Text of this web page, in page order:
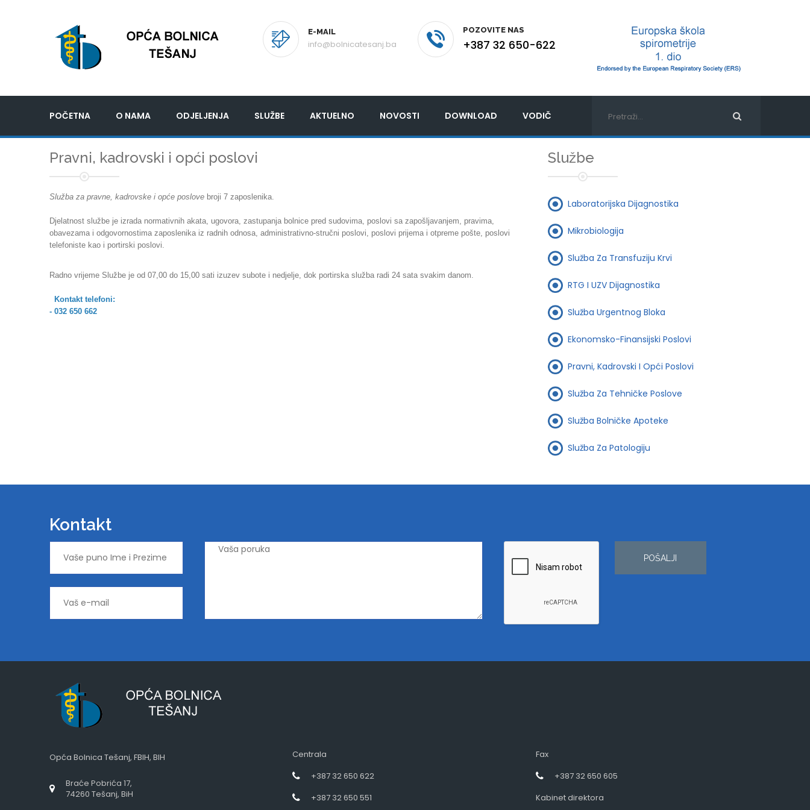
E-MAIL
info@bolnicatesanj.ba
POZOVITE NAS
+387 32 650-622
POČETNA O NAMA ODJELJENJA SLUŽBE AKTUELNO NOVOSTI DOWNLOAD VODIČ
Pravni, kadrovski i opći poslovi
Služba za pravne, kadrovske i opće poslove broji 7 zaposlenika.
Djelatnost službe je izrada normativnih akata, ugovora, zastupanja bolnice pred sudovima, poslovi sa zapošljavanjem, pravima,
obavezama i odgovornostima zaposlenika iz radnih odnosa, administrativno-stručni poslovi, poslovi prijema i otpreme pošte, poslovi
telefoniste kao i portirski poslovi.
Radno vrijeme Službe je od 07,00 do 15,00 sati izuzev subote i nedjelje, dok portirska služba radi 24 sata svakim danom.
Kontakt telefoni:
- 032 650 662
Službe
Laboratorijska Dijagnostika
Mikrobiologija
Služba Za Transfuziju Krvi
RTG I UZV Dijagnostika
Služba Urgentnog Bloka
Ekonomsko-Finansijski Poslovi
Pravni, Kadrovski I Opći Poslovi
Služba Za Tehničke Poslove
Služba Bolničke Apoteke
Služba Za Patologiju
Kontakt
POŠALJI
Opća Bolnica Tešanj, FBIH, BIH
Braće Pobrića 17,
74260 Tešanj, BiH
Centrala
+387 32 650 622
+387 32 650 551
Fax
+387 32 650 605
Kabinet direktora